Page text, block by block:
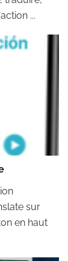
...
sur
en haut